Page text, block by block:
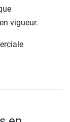
vigueur.